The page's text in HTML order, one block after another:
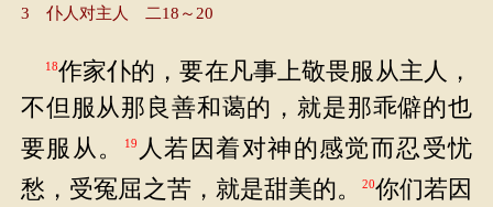
3 仆人对主人 二18～20
18作家仆的，要在凡事上敬畏服从主人，
不但服从那良善和蔼的，就是那乖僻的也
要服从。
19 人若因着对神的感觉而忍受忧
愁，受冤屈之苦，就是甜美的。
20你们若因